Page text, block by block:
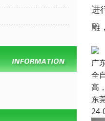
进
雕
广
全
高
东
24-